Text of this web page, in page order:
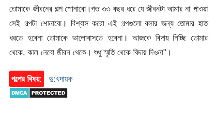
তোমাকে জীবনের গল্প শোনাবো।গত ৩৩ বছর ধরে যে জীবনটা আমার না পাওয়া
সেই গল্পটা শোনাবো। বিশ্বাস করো এই গল্পগুলো বলার জন্য তোমার হাত
ধরতে হবেনা তোমাকে ভালোবাসতে হবেনা। আজকে বিদায় নিচ্ছি তোমার
থেকে, কাল নেবো জীবন থেকে। শুধু স্মৃতি থেকে বিদায় দিওনা”।
গল্পের বিষয়: দু:খদায়ক